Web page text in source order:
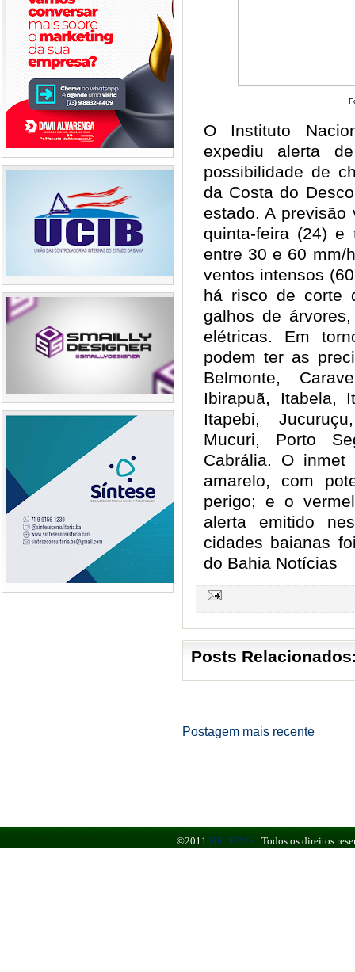
O Instituto
expediu alerta
possibilidade de
da Costa do
estado. A
quinta-feira (24) e
entre 30 e 60 mm/
ventos intensos
há risco de corte
galhos de
elétricas. Em
podem ter as
Belmonte,
Ibirapuã, Itabela,
Itapebi,
Mucuri, Porto
Cabrália. O
amarelo, com
perigo; e o
alerta emitido
cidades baianas
do Bahia Notícias
Posts
Postagem mais recente
©2011 BR NEWS | Todos os direitos